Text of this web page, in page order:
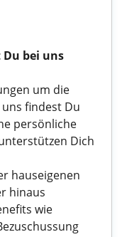
bei uns
um die
findest Du
persönliche
Dich
hauseigenen
hinaus
wie